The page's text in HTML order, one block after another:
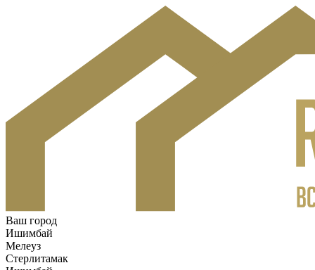
Ваш город
Ишимбай
Мелеуз
Стерлитамак